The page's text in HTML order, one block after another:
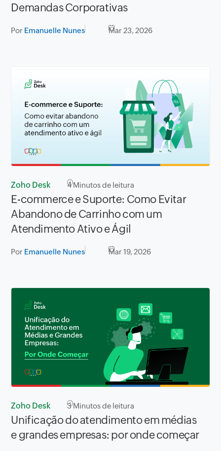
Demandas Corporativas
Por Emanuelle Nunes Mar 23, 2026
Zoho Desk 4Minutos de leitura
E-commerce e Suporte: Como Evitar
Abandono de Carrinho com um
Atendimento Ativo e Ágil
Por Emanuelle Nunes Mar 19, 2026
Zoho Desk 3Minutos de leitura
Unificação do atendimento em médias
e grandes empresas: por onde começar